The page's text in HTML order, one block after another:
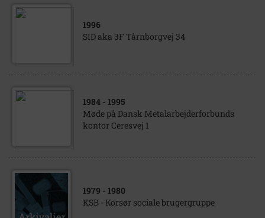
1996
SID aka 3F Tårnborgvej 34
1984 - 1995
Møde på Dansk Metalarbejderforbunds
kontor Ceresvej 1
1979 - 1980
KSB - Korsør sociale brugergruppe